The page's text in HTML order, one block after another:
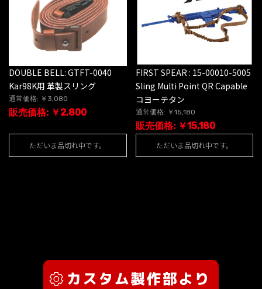
DOUBLE BELL: GTFT-0040
Kar98K用 革製スリング
通常価格: ￥3,080
販売価格: ￥2,800
ただいま品切れ中です。
FIRST SPEAR : 15-00010-5005
Sling Multi Point QR Capable
コヨーテタン
通常価格: ￥15,180
販売価格: ￥15,180
ただいま品切れ中です。